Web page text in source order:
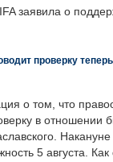
заявила о
проверку теперь
о том, что
в отношении
Накануне
5 августа.